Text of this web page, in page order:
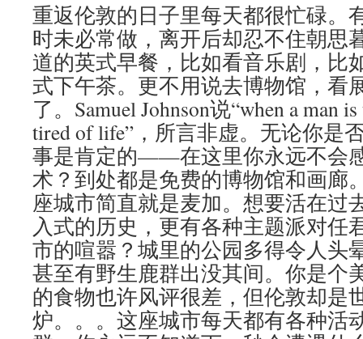
重返伦敦的日子里每天都很忙碌。
时未必常做，离开后却忍不住朝思
道的英式早餐，比如看音乐剧，比
式下午茶。更不用说去博物馆，看
了。Samuel Johnson说“when a man
tired of life”，所言非虚。无论你是
事是肯定的——在这里你永远不会
术？到处都是免费的博物馆和画廊
座城市简直就是麦加。想要活在过
入式的历史，更有各种主题派对任
市的喧嚣？城里的公园多得令人头
甚至有野生鹿群出没其间。你是个
的食物也许风评很差，但伦敦却是
炉。。。这座城市每天都有各种活